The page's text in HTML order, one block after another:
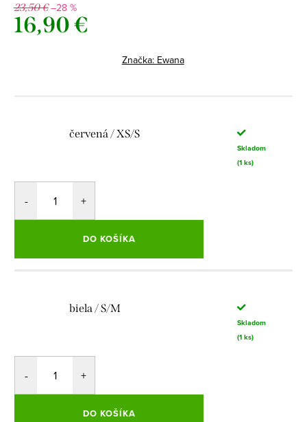
23,50 €–28 %
16,90 €
Značka: Ewana
červená / XS/S
Skladom
(1 ks)
DO KOŠÍKA
biela / S/M
Skladom
(1 ks)
DO KOŠÍKA